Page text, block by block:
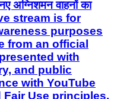
अग्निशमन वाहनों का
live stream is for
purposes
from an official
with
and public
with YouTube
Use principles.